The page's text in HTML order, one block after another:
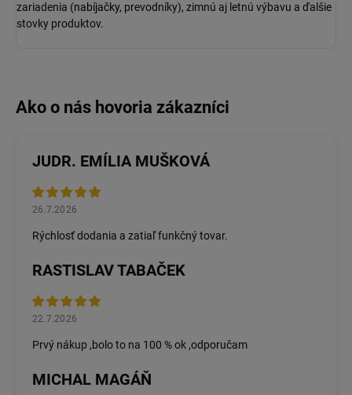
zariadenia (nabíjačky, prevodníky), zimnú aj letnú výbavu a ďalšie
stovky produktov.
JUDR. EMÍLIA MUŠKOVÁ
26.7.2026
Rýchlosť dodania a zatiaľ funkčný tovar.
RASTISLAV TABAČEK
22.7.2026
Prvý nákup ,bolo to na 100 % ok ,odporučam
MICHAL MAGÁŇ